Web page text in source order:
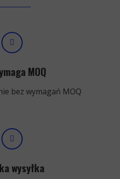
MOQ
bez wymagań MOQ
wysyłka